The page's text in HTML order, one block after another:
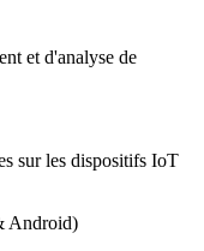
et d'analyse de
sur les dispositifs IoT
Android)